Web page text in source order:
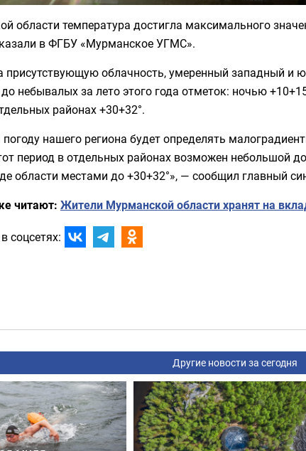
области температура достигла максимального
в ФГБУ «Мурманское УГМС».
присутствующую облачность, умеренный западный и
небывалых за лето этого года отметок: ночью
районах +30+32°.
нашего региона будет определять
период в отдельных районах возможен небольшой
области местами до +30+32°», — сообщил главный
читают: Жители Мурманской области хранят на
соцсетях:
Другие новости за сегодня